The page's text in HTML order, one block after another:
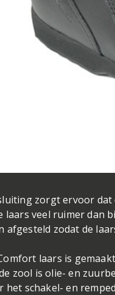
zorgt ervoor
laars veel ruimer dan
afgesteld zodat de
laars is
zool is olie- en
het schakel- en